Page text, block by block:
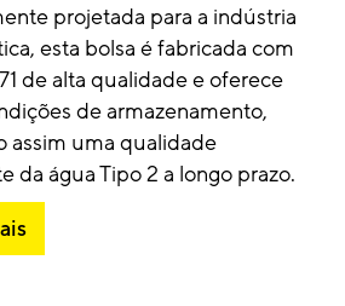
projetada para a indústria
esta bolsa é fabricada com
de alta qualidade e oferece
de armazenamento,
assim uma qualidade
da água Tipo 2 a longo prazo.